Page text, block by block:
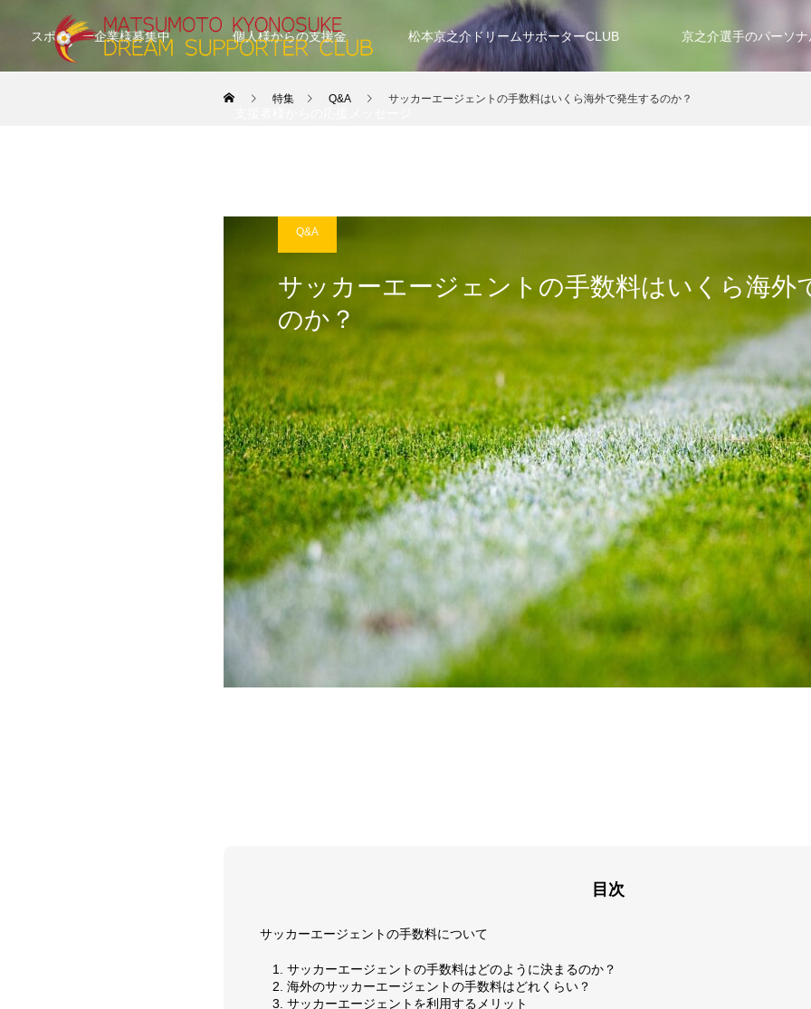
スポンサー企業様募集中 個人様からの支援金 松本京之介ドリームサポーターCLUB 京之介選手のパーソナ
特集 Q&A サッカーエージェントの手数料はいくら海外で発生するのか？
Q&A
サッカーエージェントの手数料はいくら海外
のか？
目次
サッカーエージェントの手数料について
1. サッカーエージェントの手数料はどのように決まるのか？
2. 海外のサッカーエージェントの手数料はどれくらい？
3. サッカーエージェントを利用するメリット